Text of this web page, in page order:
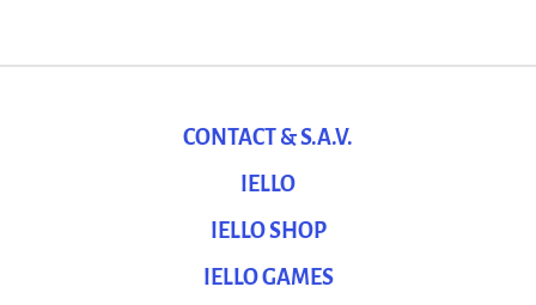
CONTACT & S.A.V.
IELLO
IELLO SHOP
IELLO GAMES